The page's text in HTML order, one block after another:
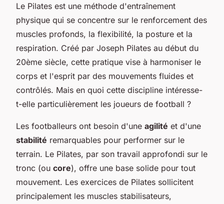
Le Pilates est une méthode d'entraînement
physique qui se concentre sur le renforcement des
muscles profonds, la flexibilité, la posture et la
respiration. Créé par Joseph Pilates au début du
20ème siècle, cette pratique vise à harmoniser le
corps et l'esprit par des mouvements fluides et
contrôlés. Mais en quoi cette discipline intéresse-
t-elle particulièrement les joueurs de football ?
Les footballeurs ont besoin d'une agilité et d'une
stabilité remarquables pour performer sur le
terrain. Le Pilates, par son travail approfondi sur le
tronc (ou core), offre une base solide pour tout
mouvement. Les exercices de Pilates sollicitent
principalement les muscles stabilisateurs,